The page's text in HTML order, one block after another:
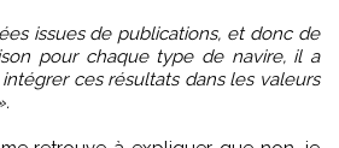
issues de publications, et donc de
pour chaque type de navire, il a
ces résultats dans les valeurs